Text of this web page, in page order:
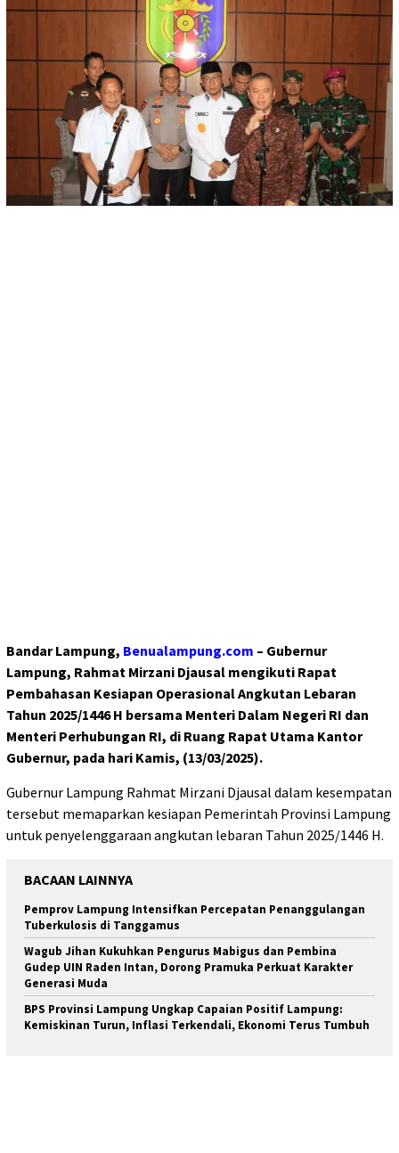
Bandar Lampung, Benualampung.com – Gubernur
Lampung, Rahmat Mirzani Djausal mengikuti Rapat
Pembahasan Kesiapan Operasional Angkutan Lebaran
Tahun 2025/1446 H bersama Menteri Dalam Negeri RI dan
Menteri Perhubungan RI, di Ruang Rapat Utama Kantor
Gubernur, pada hari Kamis, (13/03/2025).
Gubernur Lampung Rahmat Mirzani Djausal dalam kesempatan
tersebut memaparkan kesiapan Pemerintah Provinsi Lampung
untuk penyelenggaraan angkutan lebaran Tahun 2025/1446 H.
BACAAN LAINNYA
Pemprov Lampung Intensifkan Percepatan Penanggulangan
Tuberkulosis di Tanggamus
Wagub Jihan Kukuhkan Pengurus Mabigus dan Pembina
Gudep UIN Raden Intan, Dorong Pramuka Perkuat Karakter
Generasi Muda
BPS Provinsi Lampung Ungkap Capaian Positif Lampung:
Kemiskinan Turun, Inflasi Terkendali, Ekonomi Terus Tumbuh